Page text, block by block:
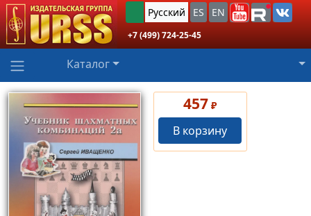
Русский ES EN
+7 (499) 724-25-45
Каталог
457 ₽
В корзину